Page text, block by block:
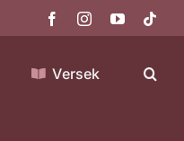
FacebookInstagram
YouTube
Versek